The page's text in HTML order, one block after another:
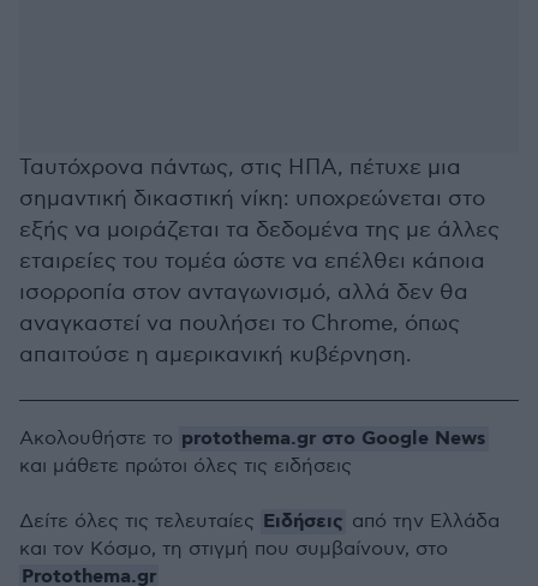
Ταυτόχρονα πάντως, στις ΗΠΑ, πέτυχε μια
σημαντική δικαστική νίκη: υποχρεώνεται στο
εξής να μοιράζεται τα δεδομένα της με άλλες
εταιρείες του τομέα ώστε να επέλθει κάποια
ισορροπία στον ανταγωνισμό, αλλά δεν θα
αναγκαστεί να πουλήσει το Chrome, όπως
απαιτούσε η αμερικανική κυβέρνηση.
Ακολουθήστε το protothema.gr στο Google News
και μάθετε πρώτοι όλες τις ειδήσεις
Δείτε όλες τις τελευταίες Ειδήσεις από την Ελλάδα
και τον Κόσμο, τη στιγμή που συμβαίνουν, στο
Protothema.gr